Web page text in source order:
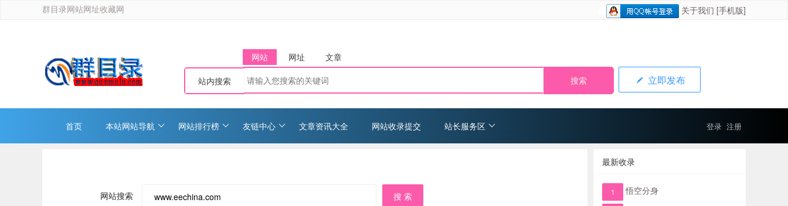
群目录网站网址收藏网 关于我们 [手机版]
网站 网址 文章
站内搜索 立即发布
首页 本站网站导航 网站排行榜 友链中心 文章资讯大全 网站收录提交 站长服务区 登录 注册
网站搜索 搜 索
最新收录
1 悟空分身